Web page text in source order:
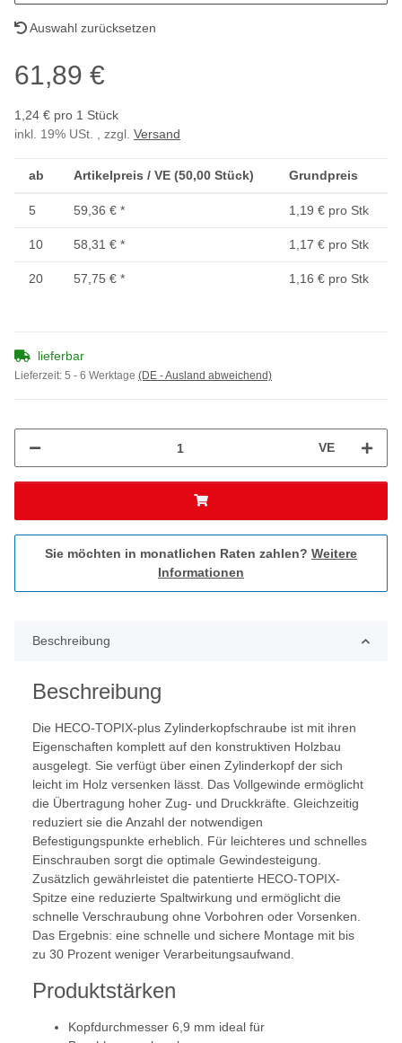
Auswahl zurücksetzen
61,89 €
1,24 € pro 1 Stück
inkl. 19% USt. , zzgl. Versand
ab Artikelpreis / VE (50,00 Stück) Grundpreis
5 59,36 € * 1,19 € pro Stk
10 58,31 € * 1,17 € pro Stk
20 57,75 € * 1,16 € pro Stk
lieferbar
Lieferzeit: 5 - 6 Werktage (DE - Ausland abweichend)
VE
Sie möchten in monatlichen Raten zahlen? Weitere
Informationen
Beschreibung
Beschreibung
Die HECO-TOPIX-plus Zylinderkopfschraube ist mit ihren
Eigenschaften komplett auf den konstruktiven Holzbau
ausgelegt. Sie verfügt über einen Zylinderkopf der sich
leicht im Holz versenken lässt. Das Vollgewinde ermöglicht
die Übertragung hoher Zug- und Druckkräfte. Gleichzeitig
reduziert sie die Anzahl der notwendigen
Befestigungspunkte erheblich. Für leichteres und schnelles
Einschrauben sorgt die optimale Gewindesteigung.
Zusätzlich gewährleistet die patentierte HECO-TOPIX-
Spitze eine reduzierte Spaltwirkung und ermöglicht die
schnelle Verschraubung ohne Vorbohren oder Vorsenken.
Das Ergebnis: eine schnelle und sichere Montage mit bis
zu 30 Prozent weniger Verarbeitungsaufwand.
Produktstärken
Kopfdurchmesser 6,9 mm ideal für